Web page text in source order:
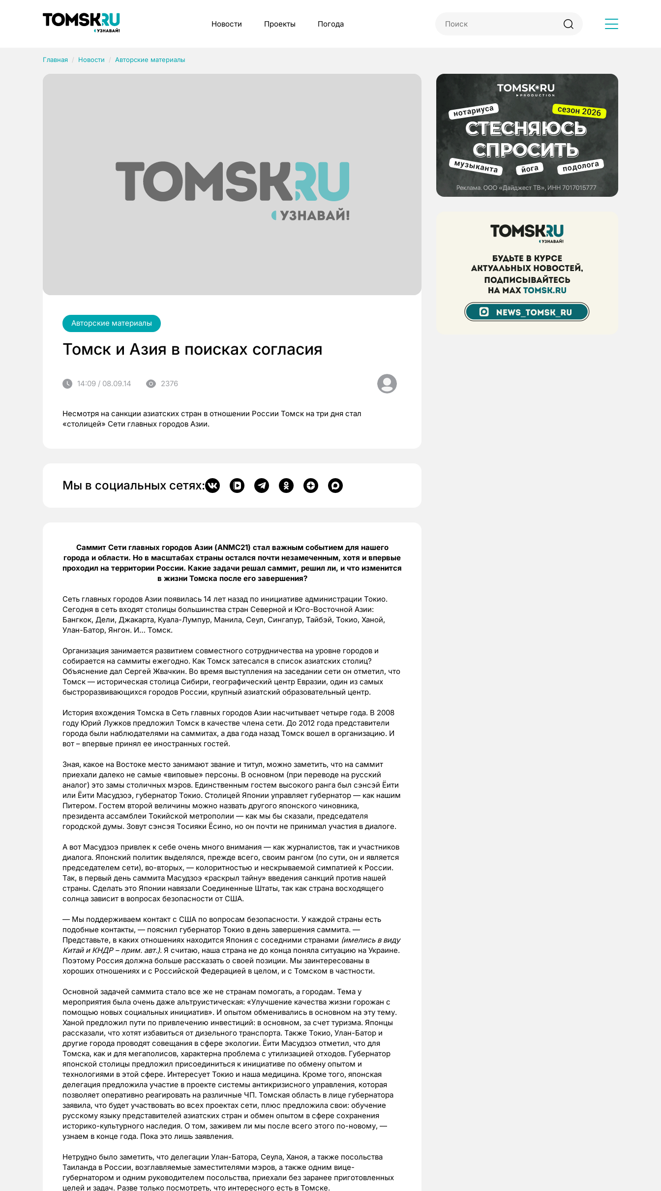
Новости Проекты Погода
Главная Новости Авторские материалы
Авторские материалы
Томск и Азия в поисках согласия
14:09 / 08.09.14 2376
Несмотря на санкции азиатских стран в отношении России Томск на три дня стал
«столицей» Сети главных городов Азии.
Мы в социальных сетях:
Саммит Сети главных городов Азии (ANMC21) стал важным событием для нашего
города и области. Но в масштабах страны остался почти незамеченным, хотя и впервые
проходил на территории России. Какие задачи решал саммит, решил ли, и что изменится
в жизни Томска после его завершения?
Сеть главных городов Азии появилась 14 лет назад по инициативе администрации Токио.
Сегодня в сеть входят столицы большинства стран Северной и Юго-Восточной Азии:
Бангкок, Дели, Джакарта, Куала-Лумпур, Манила, Сеул, Сингапур, Тайбэй, Токио, Ханой,
Улан-Батор, Янгон. И… Томск.
Организация занимается развитием совместного сотрудничества на уровне городов и
собирается на саммиты ежегодно. Как Томск затесался в список азиатских столиц?
Объяснение дал Сергей Жвачкин. Во время выступления на заседании сети он отметил, что
Томск — историческая столица Сибири, географический центр Евразии, один из самых
быстроразвивающихся городов России, крупный азиатский образовательный центр.
История вхождения Томска в Сеть главных городов Азии насчитывает четыре года. В 2008
году Юрий Лужков предложил Томск в качестве члена сети. До 2012 года представители
города были наблюдателями на саммитах, а два года назад Томск вошел в организацию. И
вот – впервые принял ее иностранных гостей.
Зная, какое на Востоке место занимают звание и титул, можно заметить, что на саммит
приехали далеко не самые «виповые» персоны. В основном (при переводе на русский
аналог) это замы столичных мэров. Единственным гостем высокого ранга был сэнсэй Ёити
или Ёити Масудзоэ, губернатор Токио. Столицей Японии управляет губернатор — как нашим
Питером. Гостем второй величины можно назвать другого японского чиновника,
президента ассамблеи Токийской метрополии — как мы бы сказали, председателя
городской думы. Зовут сэнсэя Тосияки Ёсино, но он почти не принимал участия в диалоге.
А вот Масудзоэ привлек к себе очень много внимания — как журналистов, так и участников
диалога. Японский политик выделялся, прежде всего, своим рангом (по сути, он и является
председателем сети), во-вторых, — колоритностью и нескрываемой симпатией к России.
Так, в первый день саммита Масудзоэ «раскрыл тайну» введения санкций против нашей
страны. Сделать это Японии навязали Соединенные Штаты, так как страна восходящего
солнца зависит в вопросах безопасности от США.
— Мы поддерживаем контакт с США по вопросам безопасности. У каждой страны есть
подобные контакты, — пояснил губернатор Токио в день завершения саммита. —
Представьте, в каких отношениях находится Япония с соседними странами (имелись в виду
Китай и КНДР – прим. авт.). Я считаю, наша страна не до конца поняла ситуацию на Украине.
Поэтому Россия должна больше рассказать о своей позиции. Мы заинтересованы в
хороших отношениях и с Российской Федерацией в целом, и с Томском в частности.
Основной задачей саммита стало все же не странам помогать, а городам. Тема у
мероприятия была очень даже альтруистическая: «Улучшение качества жизни горожан с
помощью новых социальных инициатив». И опытом обменивались в основном на эту тему.
Ханой предложил пути по привлечению инвестиций: в основном, за счет туризма. Японцы
рассказали, что хотят избавиться от дизельного транспорта. Также Токио, Улан-Батор и
другие города проводят совещания в сфере экологии. Ёити Масудзоэ отметил, что для
Томска, как и для мегаполисов, характерна проблема с утилизацией отходов. Губернатор
японской столицы предложил присоединиться к инициативе по обмену опытом и
технологиями в этой сфере. Интересует Токио и наша медицина. Кроме того, японская
делегация предложила участие в проекте системы антикризисного управления, которая
позволяет оперативно реагировать на различные ЧП. Томская область в лице губернатора
заявила, что будет участвовать во всех проектах сети, плюс предложила свои: обучение
русскому языку представителей азиатских стран и обмен опытом в сфере сохранения
историко-культурного наследия. О том, заживем ли мы после всего этого по-новому, —
узнаем в конце года. Пока это лишь заявления.
Нетрудно было заметить, что делегации Улан-Батора, Сеула, Ханоя, а также посольства
Таиланда в России, возглавляемые заместителями мэров, а также одним вице-
губернатором и одним руководителем посольства, приехали без заранее приготовленных
целей и задач. Разве только посмотреть, что интересного есть в Томске.
Рубрики